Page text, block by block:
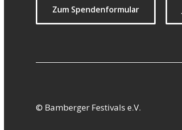
Zum Spendenformular
© Bamberger Festivals e.V.